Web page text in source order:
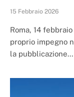
15 Febbraio 2026
Roma, 14
proprio impegno
la pubblicazione…